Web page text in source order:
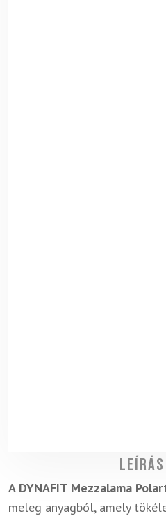
Leírás
A DYNAFIT Mezzalama
meleg anyagból, amely